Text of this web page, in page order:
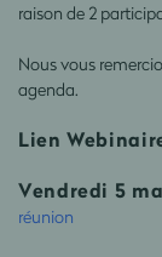
raison de 2
Nous vous
agenda.
Lien
Vendredi 5
réunion